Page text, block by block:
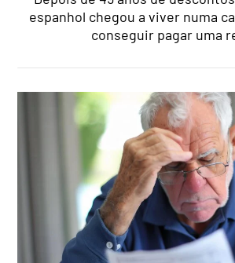
espanhol chegou a viver numa
conseguir pagar uma